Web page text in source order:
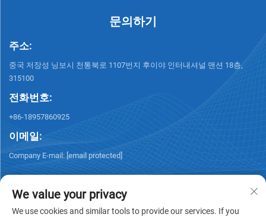
문의하기
주소:
중국 저장성 닝보시 천통북로 1107번지 후이야 인터내셔널 맨션 18층,
315100
전화번호:
+86-18957860925
이메일:
Company E-mail: [email protected]
We value your privacy
We use cookies and similar tools to provide our services. If you